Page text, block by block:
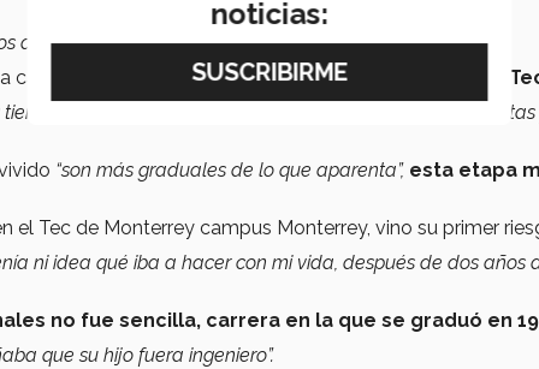
amigos, muycalladito, muy estudioso”.
de su abuela en Chihuahua para estudiar en
y me cuidaba, pero yo ya tenía amigos, me iba a
“son más graduales de lo que aparenta”, esta etapa
Tec de Monterrey campus Monterrey, vino su primer
ni idea qué iba a hacer con mi vida, después de dos años
no fue sencilla, carrera en la que se graduó en
que su hijo fuera ingeniero”.
noticias: